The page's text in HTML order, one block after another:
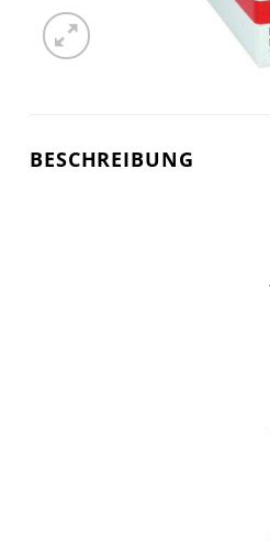
BESCHREIBUNG